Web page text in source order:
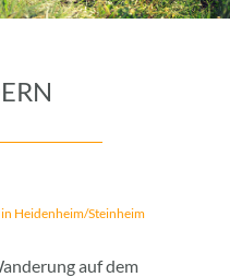
Heidenheim/Steinheim
auf dem